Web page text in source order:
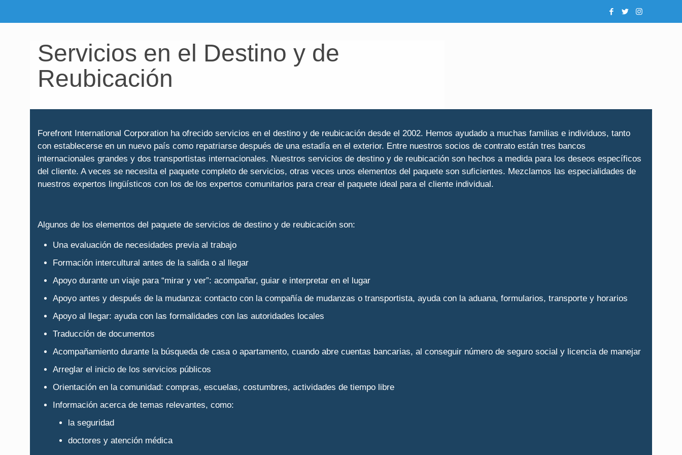
Servicios en el Destino y de
Reubicación
Forefront International Corporation ha ofrecido servicios en el destino y de reubicación desde el 2002. Hemos ayudado a muchas familias e individuos, tanto
con establecerse en un nuevo país como repatriarse después de una estadía en el exterior. Entre nuestros socios de contrato están tres bancos
internacionales grandes y dos transportistas internacionales. Nuestros servicios de destino y de reubicación son hechos a medida para los deseos específicos
del cliente. A veces se necesita el paquete completo de servicios, otras veces unos elementos del paquete son suficientes. Mezclamos las especialidades de
nuestros expertos lingüísticos con los de los expertos comunitarios para crear el paquete ideal para el cliente individual.
Algunos de los elementos del paquete de servicios de destino y de reubicación son:
Una evaluación de necesidades previa al trabajo
Formación intercultural antes de la salida o al llegar
Apoyo durante un viaje para “mirar y ver”: acompañar, guiar e interpretar en el lugar
Apoyo antes y después de la mudanza: contacto con la compañía de mudanzas o transportista, ayuda con la aduana, formularios, transporte y horarios
Apoyo al llegar: ayuda con las formalidades con las autoridades locales
Traducción de documentos
Acompañamiento durante la búsqueda de casa o apartamento, cuando abre cuentas bancarias, al conseguir número de seguro social y licencia de manejar
Arreglar el inicio de los servicios públicos
Orientación en la comunidad: compras, escuelas, costumbres, actividades de tiempo libre
Información acerca de temas relevantes, como:
la seguridad
doctores y atención médica